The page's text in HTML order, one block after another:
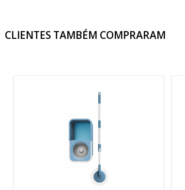
CLIENTES TAMBÉM COMPRARAM